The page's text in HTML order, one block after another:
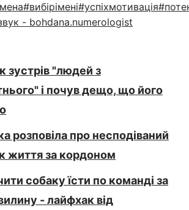
#вибірімені#успіхмотивація
- bohdana.numerologist
зустрів "людей з
і почув дещо, що його
розповіла про несподіваний
життя за кордоном
собаку їсти по команді за
- лайфхак від